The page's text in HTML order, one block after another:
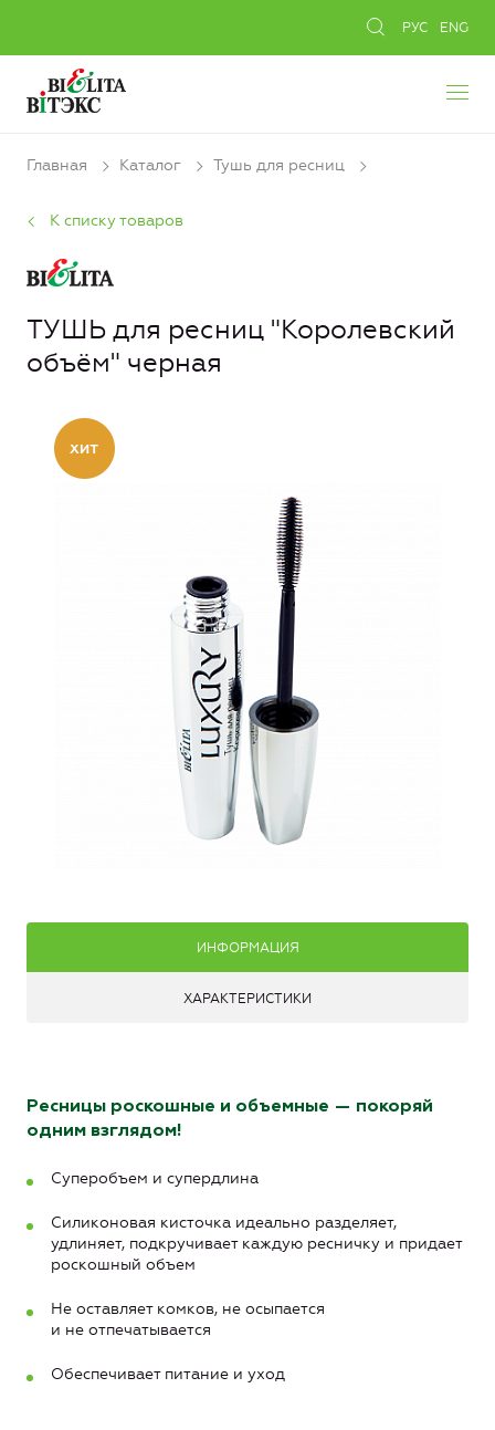
РУС ENG
Главная Каталог Тушь для ресниц
К списку товаров
ТУШЬ для ресниц "Королевский
объём" черная
ИНФОРМАЦИЯ
ХАРАКТЕРИСТИКИ
Ресницы роскошные и объемные — покоряй
одним взглядом!
Суперобъем и супердлина
Силиконовая кисточка идеально разделяет,
удлиняет, подкручивает каждую ресничку и придает
роскошный объем
Не оставляет комков, не осыпается
и не отпечатывается
Обеспечивает питание и уход